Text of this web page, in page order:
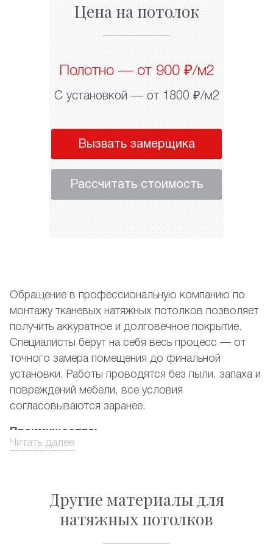
Цена на потолок
Полотно — от 900 ₽/м2
С установкой — от 1800 ₽/м2
Вызвать замерщика
Рассчитать стоимость
Обращение в профессиональную компанию по
монтажу тканевых натяжных потолков позволяет
получить аккуратное и долговечное покрытие.
Специалисты берут на себя весь процесс — от
точного замера помещения до финальной
установки. Работы проводятся без пыли, запаха и
повреждений мебели, все условия
согласовываются заранее.
Преимущества:
установка без демонтажа отделки или мебели;
контроль качества материала/крепежа на
Читать далее
Другие материалы для
натяжных потолков